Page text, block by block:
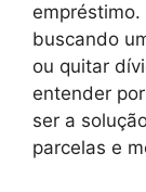
buscando
ou quitar
entender
ser a
parcelas e